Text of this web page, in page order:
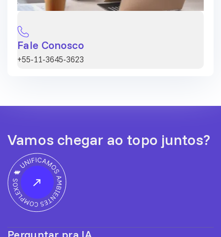
Fale Conosco
+55-11-3645-3623
Vamos chegar ao topo juntos?